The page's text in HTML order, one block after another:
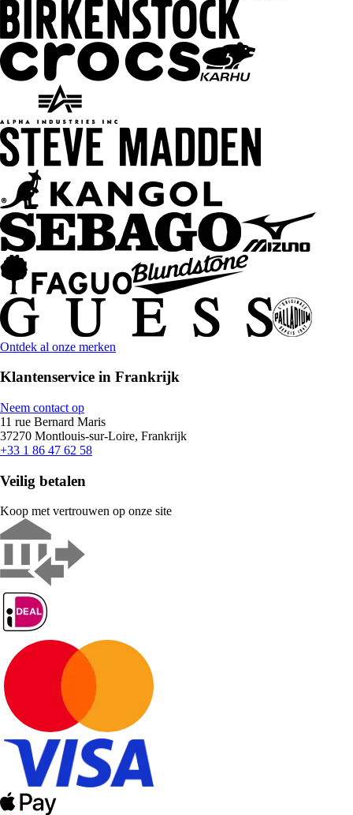
Ontdek al onze merken
Klantenservice in Frankrijk
Neem contact op
11 rue Bernard Maris
37270 Montlouis-sur-Loire, Frankrijk
+33 1 86 47 62 58
Veilig betalen
Koop met vertrouwen op onze site